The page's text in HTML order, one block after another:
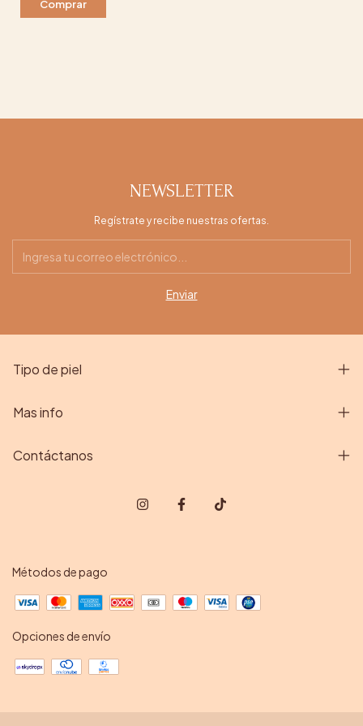
NEWSLETTER
Regístrate y recibe nuestras ofertas.
Tipo de piel
Mas info
Contáctanos
Métodos de pago
Opciones de envío